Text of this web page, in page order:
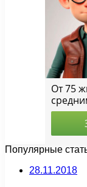
Популярные
28.11.2018